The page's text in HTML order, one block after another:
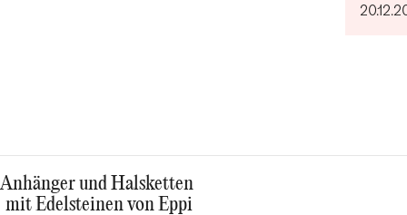
Anhänger und Halsketten
mit Edelsteinen von Eppi